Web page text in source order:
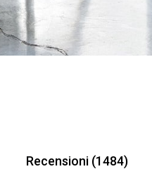
Recensioni (1484)